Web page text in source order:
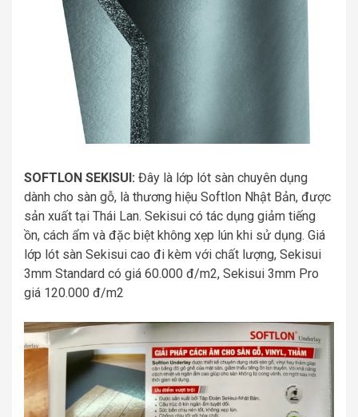
SOFTLON SEKISUI: Đây là lớp lót sàn chuyên dụng
dành cho sàn gỗ, là thương hiệu Softlon Nhật Bản, được
sản xuất tại Thái Lan. Sekisui có tác dụng giảm tiếng
ồn, cách ẩm và đặc biệt không xẹp lún khi sử dụng. Giá
lớp lót sàn Sekisui cao đi kèm với chất lượng, Sekisui
3mm Standard có giá 60.000 đ/m2, Sekisui 3mm Pro
giá 120.000 đ/m2